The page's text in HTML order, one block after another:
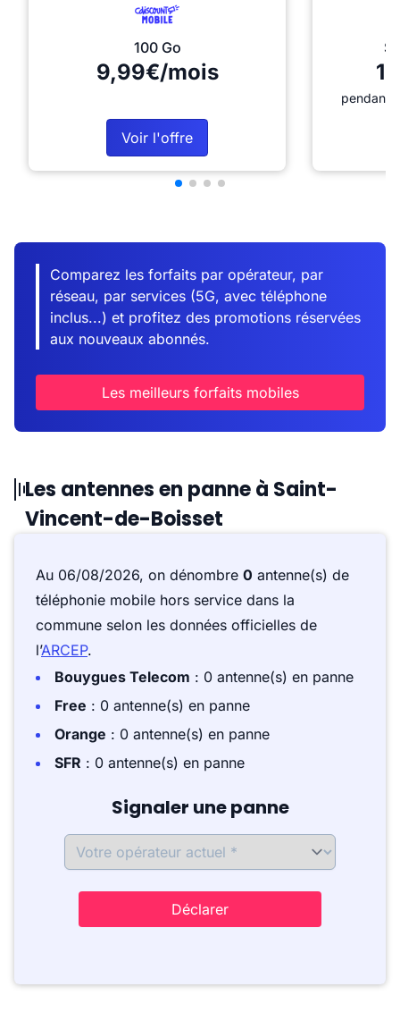
100 Go
9,99€/mois
Voir l'offre
pendant
Comparez les forfaits par opérateur, par
réseau, par services (5G, avec téléphone
inclus...) et profitez des promotions réservées
aux nouveaux abonnés.
Les meilleurs forfaits mobiles
Les antennes en panne à Saint-
Vincent-de-Boisset
Au 06/08/2026, on dénombre 0 antenne(s) de
téléphonie mobile hors service dans la
commune selon les données officielles de
l’ARCEP.
Bouygues Telecom : 0 antenne(s) en panne
Free : 0 antenne(s) en panne
Orange : 0 antenne(s) en panne
SFR : 0 antenne(s) en panne
Signaler une panne
Déclarer